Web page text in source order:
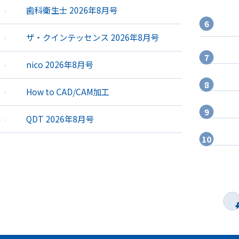
歯科衛生士 2026年8月号
ザ・クインテッセンス 2026年8月号
nico 2026年8月号
How to CAD/CAM加工
QDT 2026年8月号